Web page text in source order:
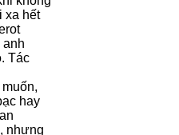
xa hết
anh
Tác
hay
nhưng